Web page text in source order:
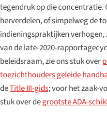
tegendruk op die concentratie.
herverdelen, of simpelweg de
indieningspraktijken
van de late-2020-
beleidsraam, zie ons stuk over
toezichthouders geleide
deTitle III-gids; voor het zaak-
stuk over degrootste ADA-